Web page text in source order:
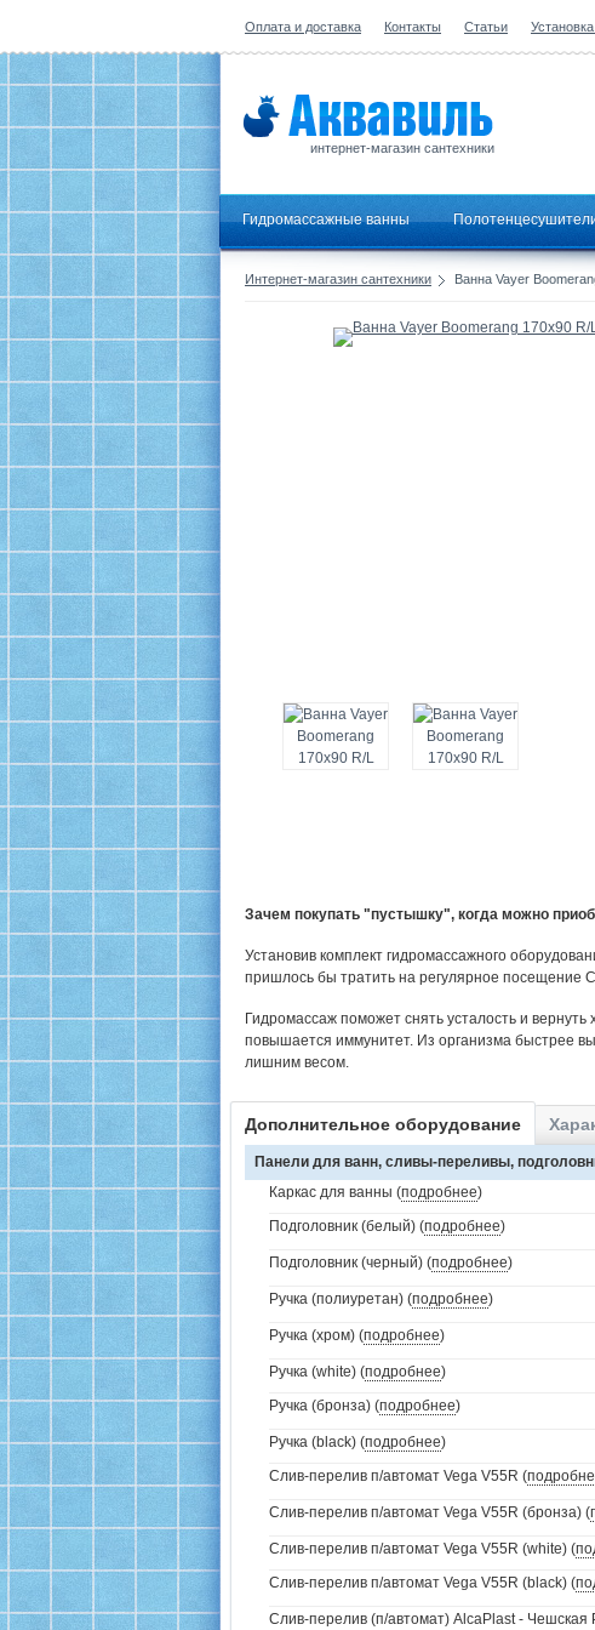
Оплата и доставка Контакты Статьи
интернет-магазин сантехники
Гидромассажные ванны
Интернет-магазин сантехники Ванна Vayer
Зачем покупать "пустышку", когда можно
Установив комплект гидромассажного
пришлось бы тратить на регулярное посещение
Гидромассаж поможет снять усталость и
повышается иммунитет. Из организма быстрее
лишним весом.
Дополнительное оборудование
Панели для ванн, сливы-переливы,
Каркас для ванны (подробнее)
Подголовник (белый) (подробнее)
Подголовник (черный) (подробнее)
Ручка (полиуретан) (подробнее)
Ручка (хром) (подробнее)
Ручка (white) (подробнее)
Ручка (бронза) (подробнее)
Ручка (black) (подробнее)
Слив-перелив п/автомат Vega V55R (
Слив-перелив п/автомат Vega V55R (бронза) (
Слив-перелив п/автомат Vega V55R (white) (
Слив-перелив п/автомат Vega V55R (black) (
Слив-перелив (п/автомат) AlcaPlast - Чешская